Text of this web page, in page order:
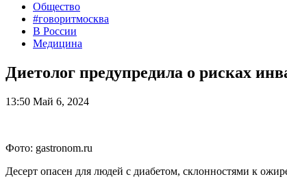
Общество
#говоритмосква
В России
Медицина
Диетолог предупредила о рисках
13:50 Май 6, 2024
Фото: gastronom.ru
Десерт опасен для людей с диабетом, склонностями к